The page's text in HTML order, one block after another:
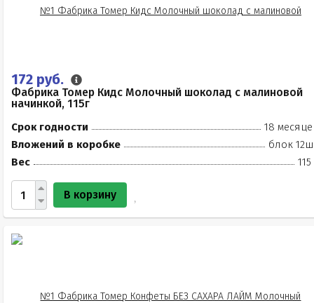
172 руб.
Фабрика Томер Кидс Молочный шоколад с малиновой
начинкой, 115г
Срок годности
18
Вложений в коробке
блок
Вес
115
В корзину